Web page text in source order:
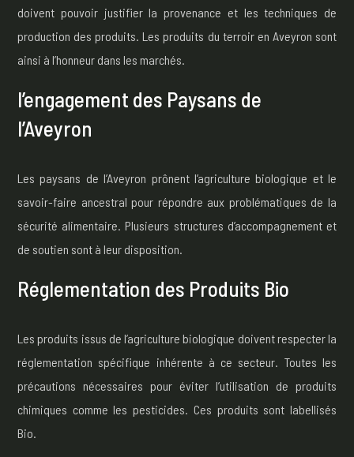
doivent pouvoir justifier la provenance et les techniques de
production des produits. Les produits du terroir en Aveyron sont
ainsi à l’honneur dans les marchés.
l’engagement des Paysans de
l’Aveyron
Les paysans de l’Aveyron prônent l’agriculture biologique et le
savoir-faire ancestral pour répondre aux problématiques de la
sécurité alimentaire. Plusieurs structures d’accompagnement et
de soutien sont à leur disposition.
Réglementation des Produits Bio
Les produits issus de l’agriculture biologique doivent respecter la
réglementation spécifique inhérente à ce secteur. Toutes les
précautions nécessaires pour éviter l’utilisation de produits
chimiques comme les pesticides. Ces produits sont labellisés
Bio.